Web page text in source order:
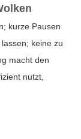
kurze Pausen
keine zu
macht den
nutzt,